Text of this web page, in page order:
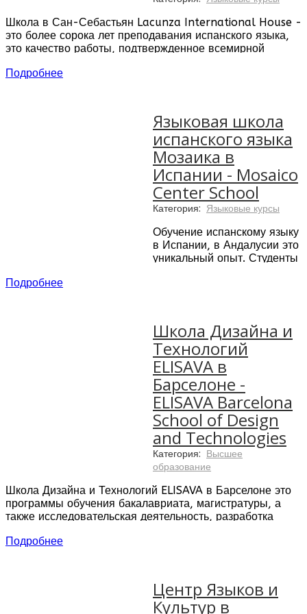
Школа в Сан-Себастьян Lacunza International House -
это более сорока лет преподавания испанского языка,
это качество работы, подтвержденное всемирной
это проверенные преподаватели-носители языка, это
18 учебных аудиторий школы, которые оснащены
кондиционерами и новейшим оборудованием для
проведения мультимедийных презентаций
Библиотека и компьютерные залы
Подробнее
Языковая школа
испанского языка
Мозаика в
Испании - Mosaico
Сenter School
Категория: Языковые курсы
Обучение испанскому языку
в Испании, в Андалусии это
уникальный опыт. Студенты
кухней Испании.
Расположение:
Испания, Севилья
Современные
аудитории с
кондиционерами
Современные
компьютерные
комнаты для учебы и
самоподготовки
Доступ к
интернету на
территории школы
Доступ к учебным
успеваемостью и
проводит регулярные
тестирования
Подробнее
Школа Дизайна и
Технологий
ELISAVA в
Барселоне -
ELISAVA Barcelona
School of Design
and Technologies
Категория: Высшее
образование
Школа Дизайна и Технологий ELISAVA в Барселоне это
программы обучения бакалавриата, магистратуры, а
также исследовательская деятельность, разработка
коммуникаций.
Подробнее
Центр Языков и
Культур в